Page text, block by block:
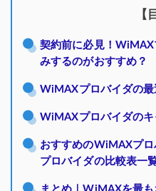
【
契約前に必見！
みするのがおすすめ？
WiMAXプロバイダの最
WiMAXプロバイダのキ
おすすめのWiMAXプ
プロバイダの比較表一